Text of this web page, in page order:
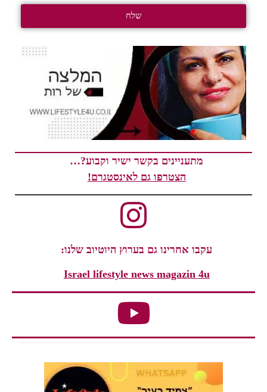
שלח
מתעניינים בקשר ישיר וקבוע?…
הצטרפו גם לאינסטגרם!
עקבו אחרינו גם בערוץ היוטיוב שלנו:
Israel lifestyle news magazin 4u